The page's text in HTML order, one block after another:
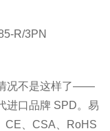
况不是这样了——
进口品牌 SPD。易
CE、CSA、RoHS